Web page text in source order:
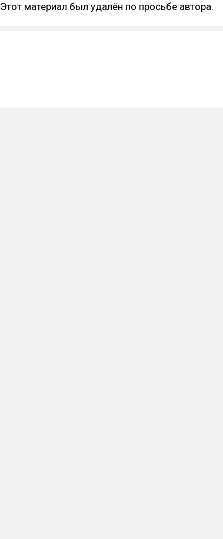
Этот материал был удалён по просьбе автора.